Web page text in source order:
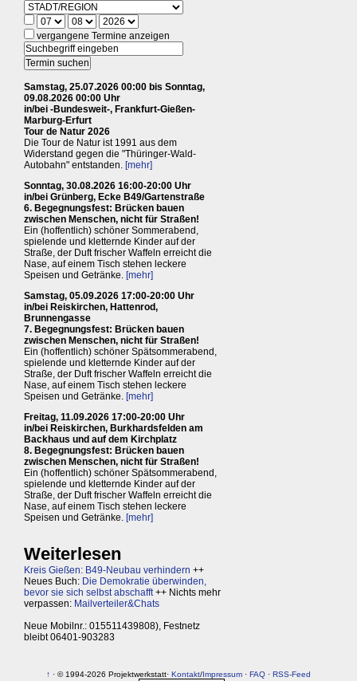
vergangene Termine anzeigen
Samstag, 25.07.2026 00:00 bis Sonntag,
09.08.2026 00:00 Uhr
in/bei -Bundesweit-, Frankfurt-Gießen-
Marburg-Erfurt
Tour de Natur 2026
Die Tour de Natur ist 1991 aus dem
Widerstand gegen die "Thüringer-Wald-
Autobahn" entstanden. [mehr]
Sonntag, 30.08.2026 16:00-20:00 Uhr
in/bei Grünberg, Ecke B49/Gartenstraße
6. Begegnungsfest: Brücken bauen
zwischen Menschen, nicht für Straßen!
Ein (hoffentlich) schöner Sommerabend,
spielende und kletternde Kinder auf der
Straße, der Duft frischer Waffeln erreicht die
Nase, auf einem Tisch stehen leckere
Speisen und Getränke. [mehr]
Samstag, 05.09.2026 17:00-20:00 Uhr
in/bei Reiskirchen, Hattenrod,
Brunnengasse
7. Begegnungsfest: Brücken bauen
zwischen Menschen, nicht für Straßen!
Ein (hoffentlich) schöner Spätsommerabend,
spielende und kletternde Kinder auf der
Straße, der Duft frischer Waffeln erreicht die
Nase, auf einem Tisch stehen leckere
Speisen und Getränke. [mehr]
Freitag, 11.09.2026 17:00-20:00 Uhr
in/bei Reiskirchen, Burkhardsfelden am
Backhaus und auf dem Kirchplatz
8. Begegnungsfest: Brücken bauen
zwischen Menschen, nicht für Straßen!
Ein (hoffentlich) schöner Spätsommerabend,
spielende und kletternde Kinder auf der
Straße, der Duft frischer Waffeln erreicht die
Nase, auf einem Tisch stehen leckere
Speisen und Getränke. [mehr]
Weiterlesen
Kreis Gießen: B49-Neubau verhindern ++
Neues Buch: Die Demokratie überwinden,
bevor sie sich selbst abschafft++ Nichts mehr
verpassen: Mailverteiler&Chats
Neue Mobilnr.: 015511439808), Festnetz
bleibt 06401-903283
↑ · © 1994-2026 Projektwerkstatt· Kontakt/Impressum · FAQ · RSS-Feed